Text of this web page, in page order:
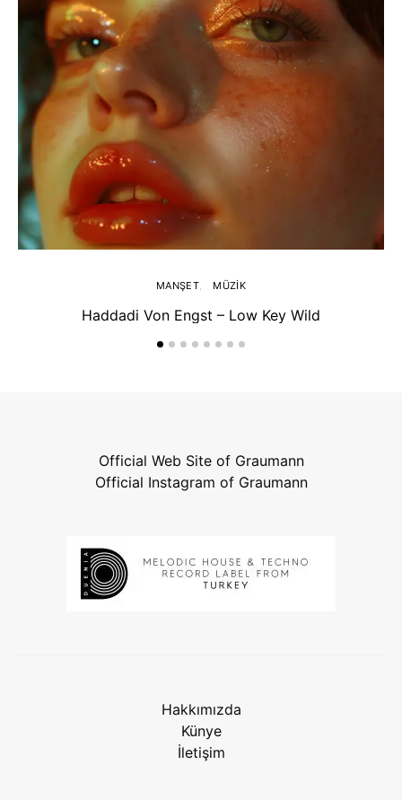
MANŞET MÜZIK
Haddadi Von Engst – Low Key Wild
Official Web Site of Graumann
Official Instagram of Graumann
Hakkımızda
Künye
İletişim